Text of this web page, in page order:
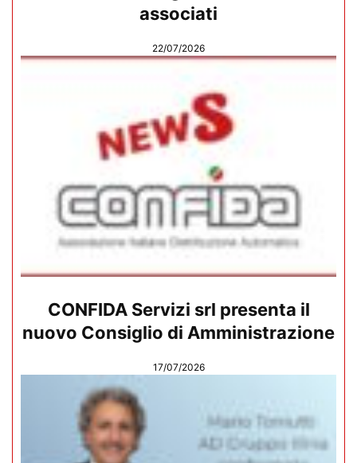
associati
22/07/2026
CONFIDA Servizi srl presenta il
nuovo Consiglio di Amministrazione
17/07/2026